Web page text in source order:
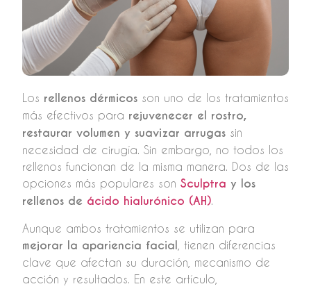
Los rellenos dérmicos son uno de los tratamientos
más efectivos para rejuvenecer el rostro,
restaurar volumen y suavizar arrugas sin
necesidad de cirugía. Sin embargo, no todos los
rellenos funcionan de la misma manera. Dos de las
opciones más populares son Sculptra y los
rellenos de ácido hialurónico (AH).
Aunque ambos tratamientos se utilizan para
mejorar la apariencia facial , tienen diferencias
clave que afectan su duración, mecanismo de
acción y resultados. En este artículo,